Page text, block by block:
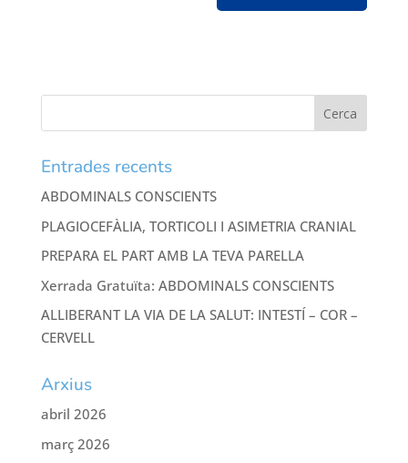
Entrades recents
ABDOMINALS CONSCIENTS
PLAGIOCEFÀLIA, TORTICOLI I ASIMETRIA CRANIAL
PREPARA EL PART AMB LA TEVA PARELLA
Xerrada Gratuïta: ABDOMINALS CONSCIENTS
ALLIBERANT LA VIA DE LA SALUT: INTESTÍ – COR –
CERVELL
Arxius
abril 2026
març 2026